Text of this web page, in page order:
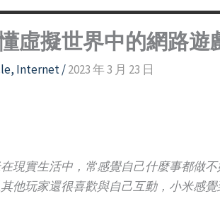
虛擬世界中的網路遊
, Internet/2023 年 3 月 23 日
現實生活中，常感覺自己什麼事都做
他玩家還很喜歡與自己互動，小米感